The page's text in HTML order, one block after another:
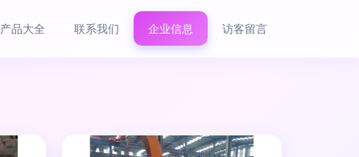
产品大全 联系我们 企业信息 访客留言